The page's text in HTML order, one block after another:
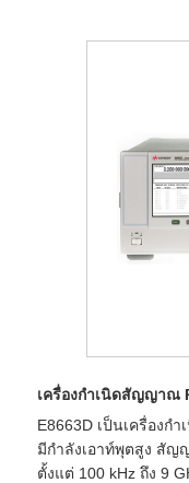
เครื่องกำเนิดสัญญาณ
E8663D เป็นเครื่อง
มีกำลังเอาท์พุตสูง สั
ตั้งแต่ 100 kHz ถึง 9